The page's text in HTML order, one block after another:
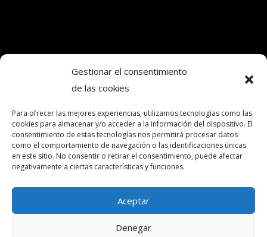
Gestionar el consentimiento
de las cookies
Para ofrecer las mejores experiencias, utilizamos tecnologías como las
cookies para almacenar y/o acceder a la información del dispositivo. El
consentimiento de estas tecnologías nos permitirá procesar datos
como el comportamiento de navegación o las identificaciones únicas
en este sitio. No consentir o retirar el consentimiento, puede afectar
negativamente a ciertas características y funciones.
Aceptar
Denegar
Copyright © 2024. Todos los derechos
reservados.Frecuencia Murcia Económica.
intereconomia@frecuenciamurcia.es
Política de privacidad
Política de cookies (UE)
Contactar